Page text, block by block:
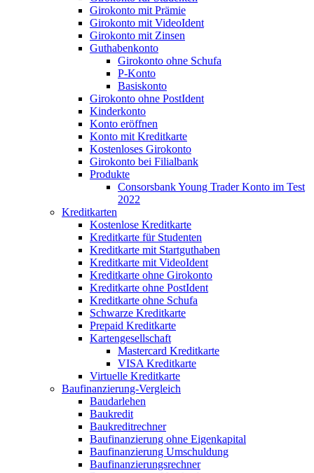
Girokonto mit Prämie
Girokonto mit VideoIdent
Girokonto mit Zinsen
Guthabenkonto
Girokonto ohne Schufa
P-Konto
Basiskonto
Girokonto ohne PostIdent
Kinderkonto
Konto eröffnen
Konto mit Kreditkarte
Kostenloses Girokonto
Girokonto bei Filialbank
Produkte
Consorsbank Young Trader Konto im Test
2022
Kreditkarten
Kostenlose Kreditkarte
Kreditkarte für Studenten
Kreditkarte mit Startguthaben
Kreditkarte mit VideoIdent
Kreditkarte ohne Girokonto
Kreditkarte ohne PostIdent
Kreditkarte ohne Schufa
Schwarze Kreditkarte
Prepaid Kreditkarte
Kartengesellschaft
Mastercard Kreditkarte
VISA Kreditkarte
Virtuelle Kreditkarte
Baufinanzierung-Vergleich
Baudarlehen
Baukredit
Baukreditrechner
Baufinanzierung ohne Eigenkapital
Baufinanzierung Umschuldung
Baufinanzierungsrechner